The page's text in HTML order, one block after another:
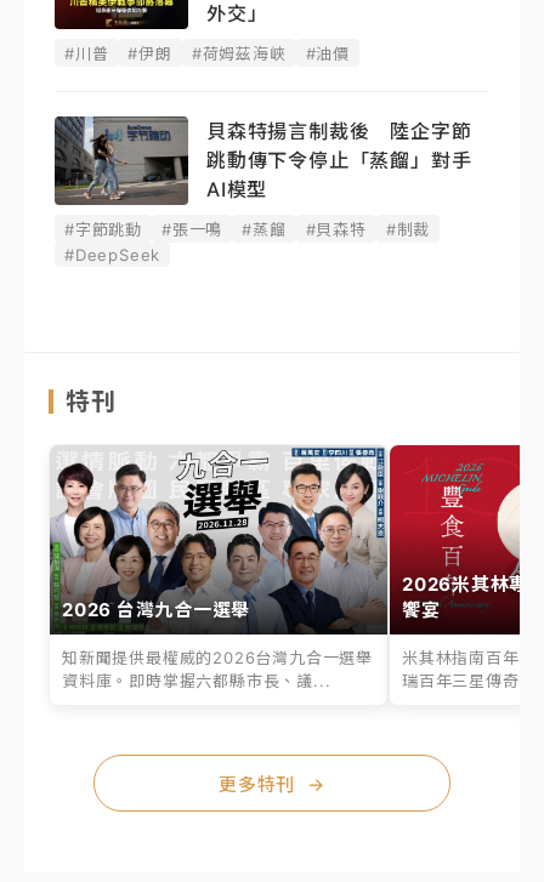
外交」
#川普 #伊朗 #荷姆茲海峽 #油價
貝森特揚言制裁後 陸企字節
跳動傳下令停止「蒸餾」對手
AI模型
#字節跳動 #張一鳴 #蒸餾 #貝森特
#制裁
#DeepSeek
特刊
2026 台灣九合一選舉
知新聞提供最權威的2026台灣九合一選舉
資料庫。即時掌握六都縣市長、議...
2026米其林專
饗宴
米其林指南百年之
瑞百年三星傳奇、
更多特刊 →